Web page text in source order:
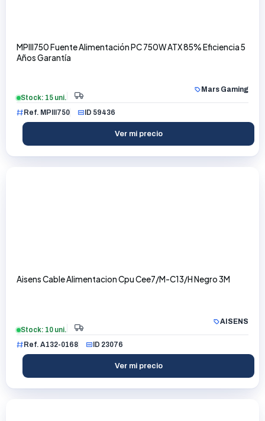
MPIII750 Fuente Alimentación PC 750W ATX 85% Eficiencia 5
Años Garantía
Mars Gaming
Stock: 15 uni.
Ref. MPIII750
ID 59436
Ver mi precio
Aisens Cable Alimentacion Cpu Cee7/M-C13/H Negro 3M
AISENS
Stock: 10 uni.
Ref. A132-0168
ID 23076
Ver mi precio